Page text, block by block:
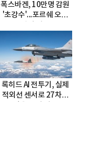
폭스바겐, 10만명 감원
'초강수'...포르쉐 오너
록히드 AI 전투기, 실제
적외선 센서로 27차례